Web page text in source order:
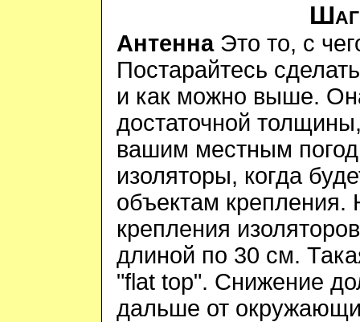
Шаг
АнтеннаЭто то, с
Постарайтесь
и как можно выше.
достаточной
вашим местным
изоляторы, когда
объектам крепления.
крепления
длиной по 30 см.
"flat top". Снижение
дальше от